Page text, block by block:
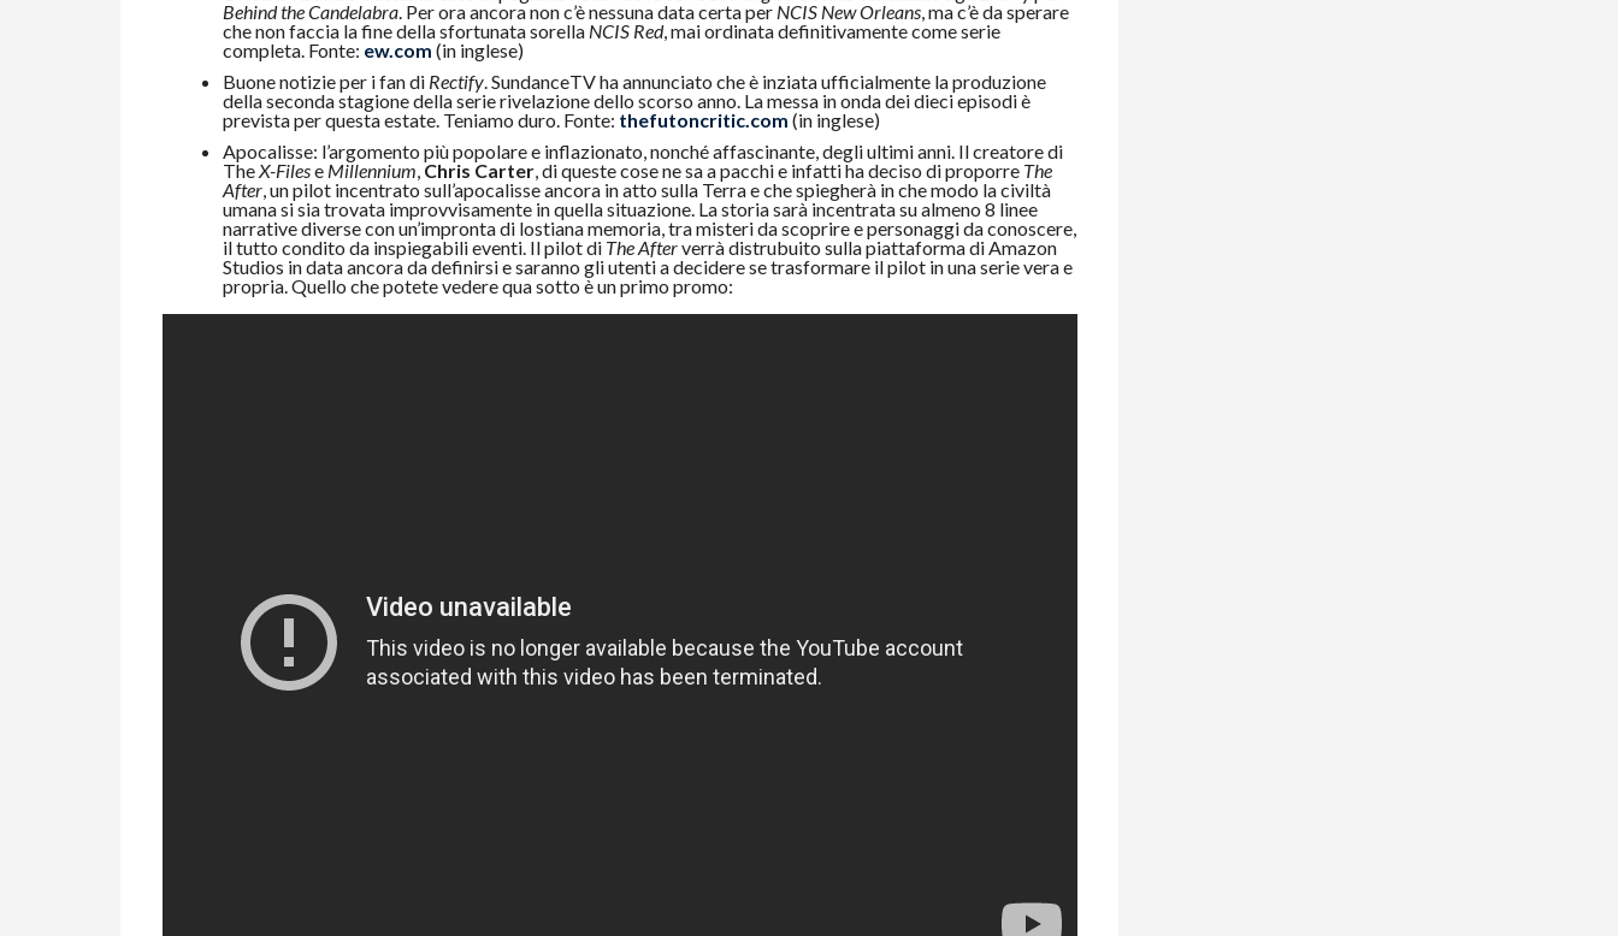
Behind the Candelabra. Per ora ancora non c’è nessuna data certa per NCIS New Orleans, ma c’è da sperare
che non faccia la fine della sfortunata sorella NCIS Red, mai ordinata definitivamente come serie
completa. Fonte: ew.com (in inglese)
Buone notizie per i fan di Rectify. SundanceTV ha annunciato che è inziata ufficialmente la produzione
della seconda stagione della serie rivelazione dello scorso anno. La messa in onda dei dieci episodi è
prevista per questa estate. Teniamo duro. Fonte: thefutoncritic.com (in inglese)
Apocalisse: l’argomento più popolare e inflazionato, nonché affascinante, degli ultimi anni. Il creatore di
TheX-Filese Millennium,Chris Carter, di queste cose ne sa a pacchi e infatti ha deciso di proporre The
After, un pilot incentrato sull’apocalisse ancora in atto sulla Terra e che spiegherà in che modo la civiltà
umana si sia trovata improvvisamente in quella situazione. La storia sarà incentrata su almeno 8 linee
narrative diverse con un’impronta di lostiana memoria, tra misteri da scoprire e personaggi da conoscere,
il tutto condito da inspiegabili eventi. Il pilot di The Afterverrà distrubuito sulla piattaforma di Amazon
Studios in data ancora da definirsi e saranno gli utenti a decidere se trasformare il pilot in una serie vera e
propria. Quello che potete vedere qua sotto è un primo promo: